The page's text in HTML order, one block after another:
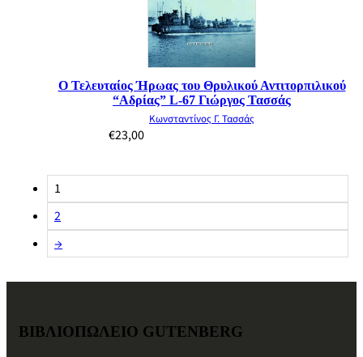
Ο Τελευταίος Ήρωας του Θρυλικού Αντιτορπιλικού
“Αδρίας” L-67 Γιώργος Τασσάς
Κωνσταντίνος Γ. Τασσάς
€23,00
1
2
→
ΒΙΒΛΙΟΠΩΛΕΙΟ GUTENBERG